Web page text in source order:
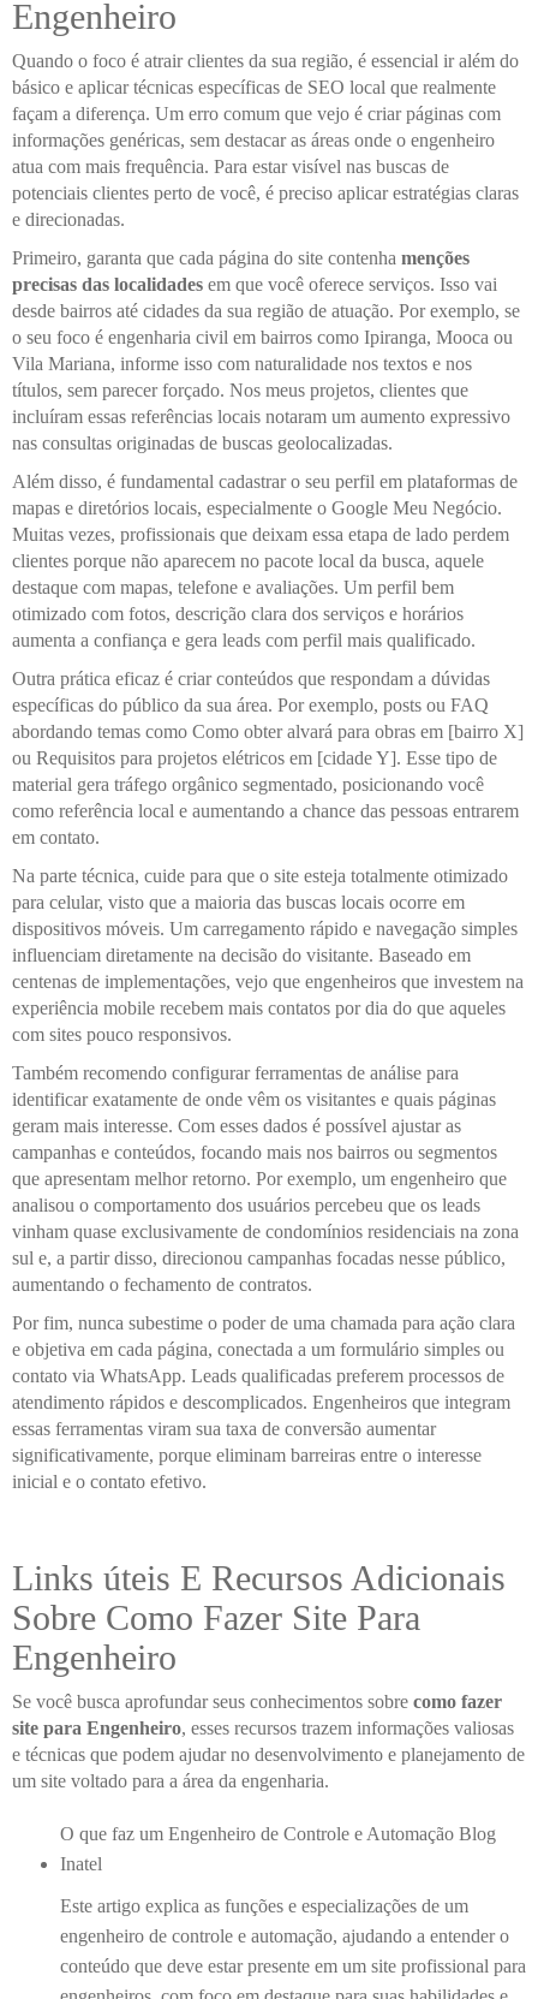
Engenheiro
Quando o foco é atrair clientes da sua região, é essencial ir além do
básico e aplicar técnicas específicas de SEO local que realmente
façam a diferença. Um erro comum que vejo é criar páginas com
informações genéricas, sem destacar as áreas onde o engenheiro
atua com mais frequência. Para estar visível nas buscas de
potenciais clientes perto de você, é preciso aplicar estratégias claras
e direcionadas.
Primeiro, garanta que cada página do site contenha menções
precisas das localidades em que você oferece serviços. Isso vai
desde bairros até cidades da sua região de atuação. Por exemplo, se
o seu foco é engenharia civil em bairros como Ipiranga, Mooca ou
Vila Mariana, informe isso com naturalidade nos textos e nos
títulos, sem parecer forçado. Nos meus projetos, clientes que
incluíram essas referências locais notaram um aumento expressivo
nas consultas originadas de buscas geolocalizadas.
Além disso, é fundamental cadastrar o seu perfil em plataformas de
mapas e diretórios locais, especialmente o Google Meu Negócio.
Muitas vezes, profissionais que deixam essa etapa de lado perdem
clientes porque não aparecem no pacote local da busca, aquele
destaque com mapas, telefone e avaliações. Um perfil bem
otimizado com fotos, descrição clara dos serviços e horários
aumenta a confiança e gera leads com perfil mais qualificado.
Outra prática eficaz é criar conteúdos que respondam a dúvidas
específicas do público da sua área. Por exemplo, posts ou FAQ
abordando temas como Como obter alvará para obras em [bairro X]
ou Requisitos para projetos elétricos em [cidade Y]. Esse tipo de
material gera tráfego orgânico segmentado, posicionando você
como referência local e aumentando a chance das pessoas entrarem
em contato.
Na parte técnica, cuide para que o site esteja totalmente otimizado
para celular, visto que a maioria das buscas locais ocorre em
dispositivos móveis. Um carregamento rápido e navegação simples
influenciam diretamente na decisão do visitante. Baseado em
centenas de implementações, vejo que engenheiros que investem na
experiência mobile recebem mais contatos por dia do que aqueles
com sites pouco responsivos.
Também recomendo configurar ferramentas de análise para
identificar exatamente de onde vêm os visitantes e quais páginas
geram mais interesse. Com esses dados é possível ajustar as
campanhas e conteúdos, focando mais nos bairros ou segmentos
que apresentam melhor retorno. Por exemplo, um engenheiro que
analisou o comportamento dos usuários percebeu que os leads
vinham quase exclusivamente de condomínios residenciais na zona
sul e, a partir disso, direcionou campanhas focadas nesse público,
aumentando o fechamento de contratos.
Por fim, nunca subestime o poder de uma chamada para ação clara
e objetiva em cada página, conectada a um formulário simples ou
contato via WhatsApp. Leads qualificadas preferem processos de
atendimento rápidos e descomplicados. Engenheiros que integram
essas ferramentas viram sua taxa de conversão aumentar
significativamente, porque eliminam barreiras entre o interesse
inicial e o contato efetivo.
Links úteis E Recursos Adicionais
Sobre Como Fazer Site Para
Engenheiro
Se você busca aprofundar seus conhecimentos sobre como fazer
site para Engenheiro, esses recursos trazem informações valiosas
e técnicas que podem ajudar no desenvolvimento e planejamento de
um site voltado para a área da engenharia.
O que faz um Engenheiro de Controle e Automação Blog
Inatel
Este artigo explica as funções e especializações de um
engenheiro de controle e automação, ajudando a entender o
conteúdo que deve estar presente em um site profissional para